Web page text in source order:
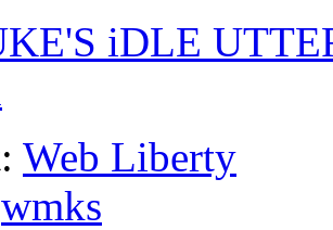
iDLE
Web Liberty
wmks